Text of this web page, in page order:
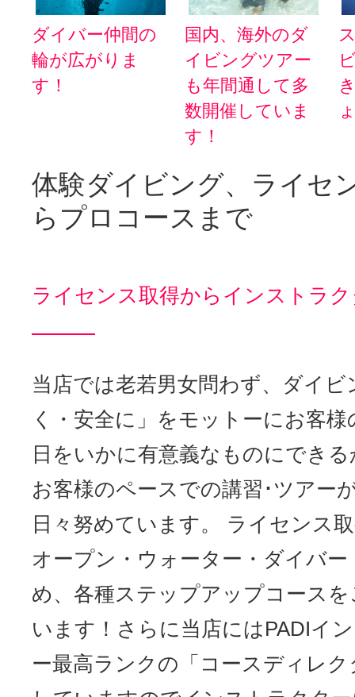
ダイバー仲間の
輪が広がりま
す！
国内、海外のダ
イビングツアー
も年間通して多
数開催していま
す！
体験ダイビング、ライセ
らプロコースまで
ライセンス取得からインストラ
当店では老若男女問わず、ダイビ
く・安全に」をモットーにお客
日をいかに有意義なものにでき
お客様のペースでの講習･ツアー
日々努めています。 ライセンス
オープン・ウォーター・ダイバー
め、各種ステップアップコース
います！さらに当店にはPADIイ
ー最高ランクの「コースディレ